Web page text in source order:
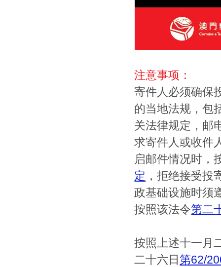
注意事项：
寄件人必须确保
的当地法规，包
关法律规定，邮
求寄件人或收件
启邮件情况时，
定 ，拒绝接受
政基础设施时须
按照该法令第二
按照上述十一月
二十六日第62/